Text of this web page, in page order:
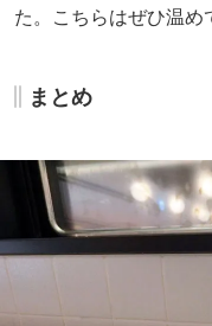
た。こちらはぜひ温め
まとめ